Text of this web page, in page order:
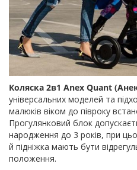
Коляска 2в1 Anex Quant
універсальних моделей та
малюків віком до півроку
Прогулянковий блок
народження до 3 років, при
й підніжка мають бути
положення.